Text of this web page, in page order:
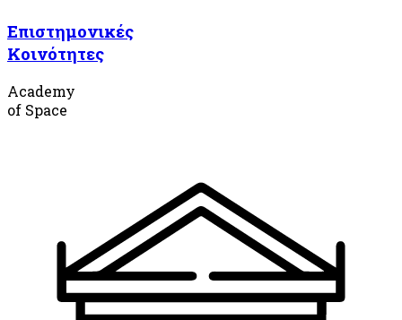
Επιστημονικές
Κοινότητες
Academy
of Space